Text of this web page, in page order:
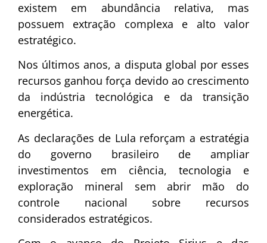
existem em abundância relativa, mas
possuem extração complexa e alto valor
estratégico.
Nos últimos anos, a disputa global por esses
recursos ganhou força devido ao crescimento
da indústria tecnológica e da transição
energética.
As declarações de Lula reforçam a estratégia
do governo brasileiro de ampliar
investimentos em ciência, tecnologia e
exploração mineral sem abrir mão do
controle nacional sobre recursos
considerados estratégicos.